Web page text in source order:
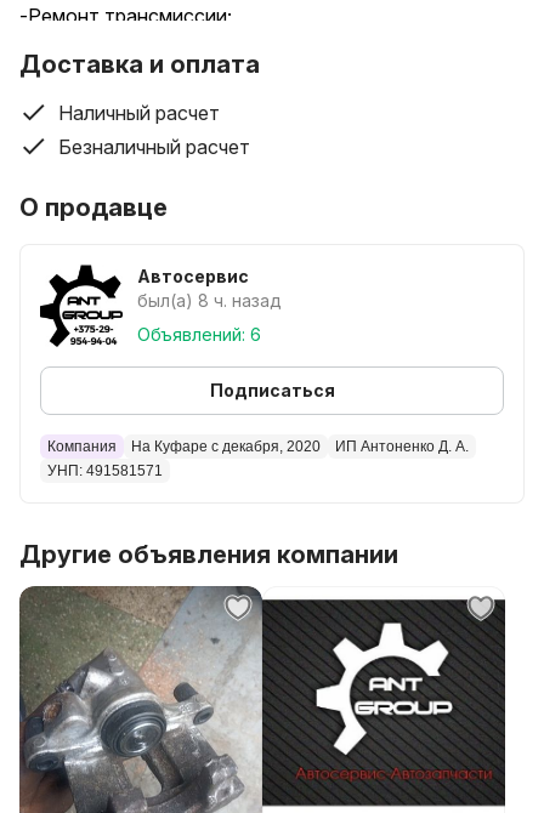
-Ремонт трансмиссии;
-Ремонт подвески;
-Ремонт глушителей;
-Ремонт тормозной системы;
-Ремонт системы охлаждения;
-Диагностика автомобиля;
-А также продажа автозапчастей при установке в
нашем автосервисе.
Доставка и оплата
Наличный расчет
Безналичный расчет
О продавце
Автосервис
был(а) 8 ч. назад
Объявлений: 6
Подписаться
Компания На Куфаре с декабря, 2020
ИП Антоненко Д. А.
УНП: 491581571
Другие объявления компании